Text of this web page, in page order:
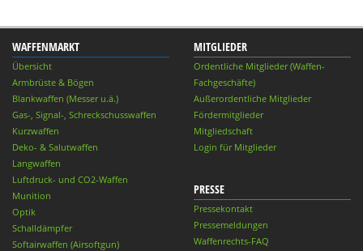
WAFFENMARKT
Übersicht
Armbrüste & Bögen
Blankwaffen (Messer u.ä.)
Gas-, Signal-, Schreckschusswaffen
Kurzwaffen
Deko- & Salutwaffen
Langwaffen
Luftdruck- und CO2-Waffen
Munition
Optik
Schalldämpfer
Softairwaffen (Airsoftgun)
MITGLIEDER
Ordentliche Mitglieder (Waffen-
Fachgeschäfte)
Außerordentliche Mitglieder
Fördermitglieder
Mitgliedschaft
Login für Mitglieder
PRESSE
Pressekontakt
Pressemeldungen
Waffenrechts-FAQ